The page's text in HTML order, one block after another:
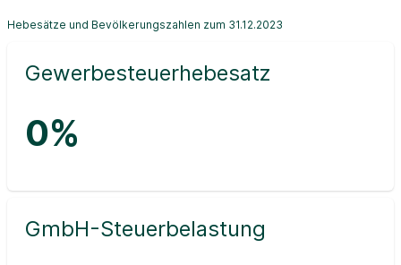
Hebesätze und Bevölkerungszahlen zum 31.12.2023
Gewerbesteuerhebesatz
0%
GmbH-Steuerbelastung